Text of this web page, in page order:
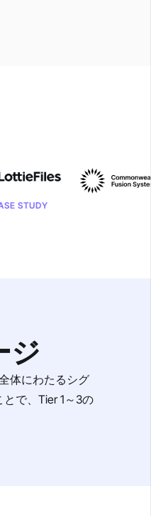
ジ
体にわたるシグ
で、Tier 1～3の